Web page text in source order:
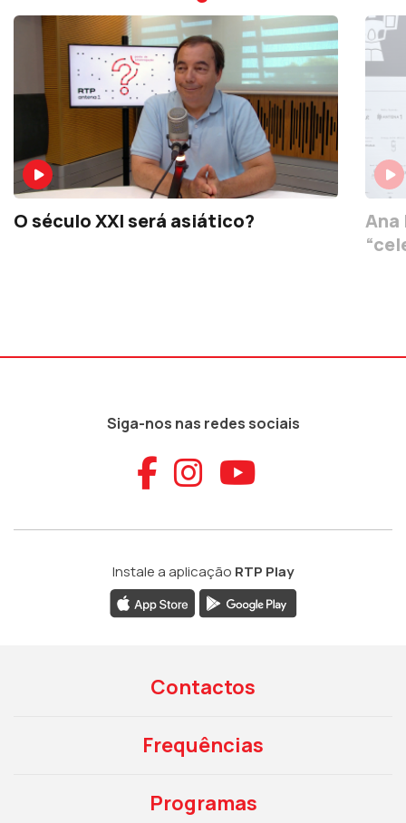
O século XXI será asiático?
Ana
Siga-nos nas redes sociais
Aceder ao
Aceder ao
Aceder
Instale a aplicação RTP Play
Contactos
Frequências
Programas